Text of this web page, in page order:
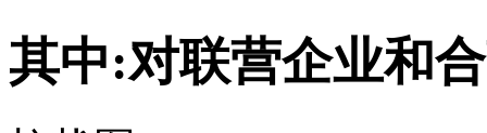
其中:对联营企业和